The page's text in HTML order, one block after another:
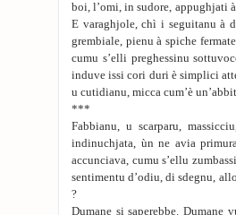
boi, l’omi, in sudore, appughjati
E varaghjole, chì i seguitanu à
grembiale, pienu à spiche
cumu s’elli preghessinu
induve issi cori duri è simplici
u cutidianu, micca cum’è
***
Fabbianu, u scarparu,
indinuchjata, ùn ne avia
accunciava, cumu s’ellu
sentimentu d’odiu, di sdegnu,
?
Dumane si saperebbe. Dumane